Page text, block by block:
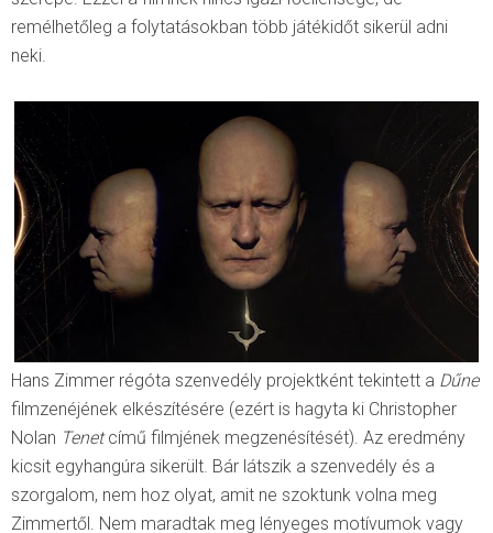
remélhetőleg a folytatásokban több játékidőt sikerül adni
neki.
Hans Zimmer régóta szenvedély projektként tekintett a Dűne
filmzenéjének elkészítésére (ezért is hagyta ki Christopher
Nolan Tenetcímű filmjének megzenésítését). Az eredmény
kicsit egyhangúra sikerült. Bár látszik a szenvedély és a
szorgalom, nem hoz olyat, amit ne szoktunk volna meg
Zimmertől. Nem maradtak meg lényeges motívumok vagy